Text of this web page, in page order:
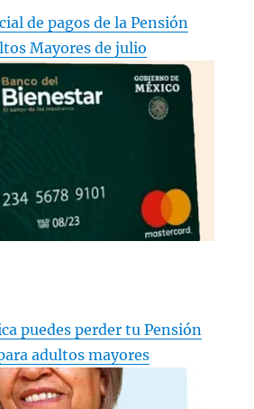
de pagos de la Pensión
Mayores de julio
puedes perder tu Pensión
adultos mayores